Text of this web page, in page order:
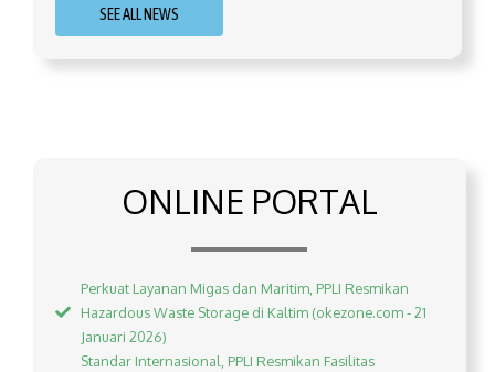
SEE ALL NEWS
ONLINE PORTAL
Perkuat Layanan Migas dan Maritim, PPLI Resmikan
Hazardous Waste Storage di Kaltim (okezone.com - 21
Januari 2026)
Standar Internasional, PPLI Resmikan Fasilitas